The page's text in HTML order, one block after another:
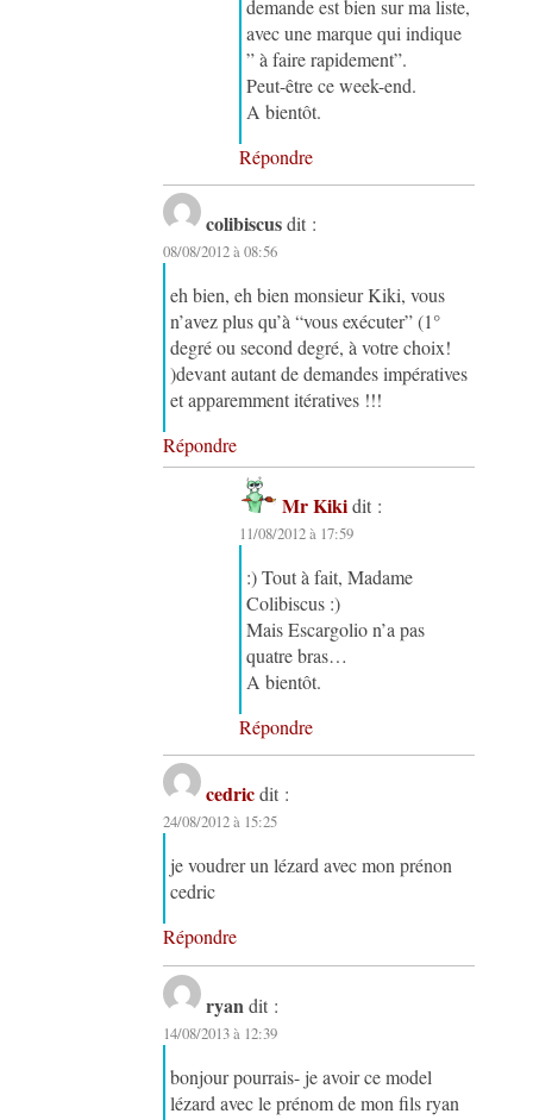
demande est bien sur ma liste,
avec une marque qui indique
” à faire rapidement”.
Peut-être ce week-end.
A bientôt.
Répondre
colibiscus dit :
08/08/2012 à 08:56
eh bien, eh bien monsieur Kiki, vous
n’avez plus qu’à “vous exécuter” (1°
degré ou second degré, à votre choix!
)devant autant de demandes impératives
et apparemment itératives !!!
Répondre
Mr Kiki dit :
11/08/2012 à 17:59
:) Tout à fait, Madame
Colibiscus :)
Mais Escargolio n’a pas
quatre bras…
A bientôt.
Répondre
cedric dit :
24/08/2012 à 15:25
je voudrer un lézard avec mon prénon
cedric
Répondre
ryan dit :
14/08/2013 à 12:39
bonjour pourrais- je avoir ce model
lézard avec le prénom de mon fils ryan